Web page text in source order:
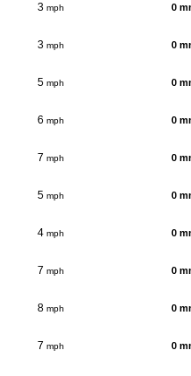
3 mph 0
3 mph 0
5 mph 0
6 mph 0
7 mph 0
5 mph 0
4 mph 0
7 mph 0
8 mph 0
7 mph 0